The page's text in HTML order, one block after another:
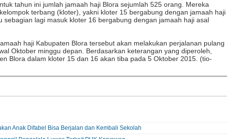
tahun ini jumlah jamaah haji Blora sejumlah 525 orang. Mereka
terbang (kloter), yakni kloter 15 bergabung dengan jamaah haji
sebagian lagi masuk kloter 16 bergabung dengan jamaah haji asal
haji Kabupaten Blora tersebut akan melakukan perjalanan pulang
Oktober minggu depan. Berdasarkan keterangan yang diperoleh,
Blora dalam kloter 15 dan 16 akan tiba pada 5 Oktober 2015. (tio-
Anak Difabel Bisa Berjalan dan Kembali Sekolah